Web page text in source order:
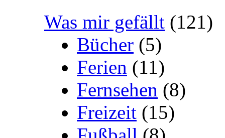
Was mir gefällt (121)
Bücher (5)
Ferien (11)
Fernsehen (8)
Freizeit (15)